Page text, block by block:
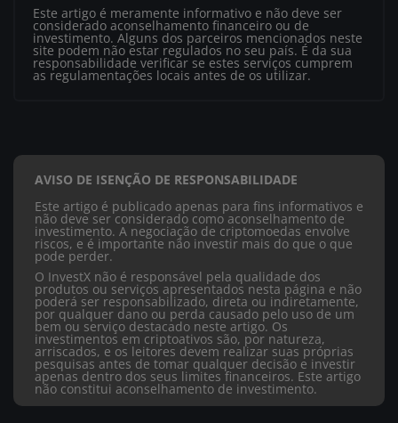
Este artigo é meramente informativo e não deve ser
considerado aconselhamento financeiro ou de
investimento. Alguns dos parceiros mencionados neste
site podem não estar regulados no seu país. É da sua
responsabilidade verificar se estes serviços cumprem
as regulamentações locais antes de os utilizar.
AVISO DE ISENÇÃO DE RESPONSABILIDADE
Este artigo é publicado apenas para fins informativos e
não deve ser considerado como aconselhamento de
investimento. A negociação de criptomoedas envolve
riscos, e é importante não investir mais do que o que
pode perder.
O InvestX não é responsável pela qualidade dos
produtos ou serviços apresentados nesta página e não
poderá ser responsabilizado, direta ou indiretamente,
por qualquer dano ou perda causado pelo uso de um
bem ou serviço destacado neste artigo. Os
investimentos em criptoativos são, por natureza,
arriscados, e os leitores devem realizar suas próprias
pesquisas antes de tomar qualquer decisão e investir
apenas dentro dos seus limites financeiros. Este artigo
não constitui aconselhamento de investimento.